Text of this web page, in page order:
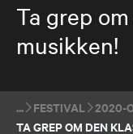
Ta grep
musikken!
FESTIVAL 2020-
TA GREP OM DEN